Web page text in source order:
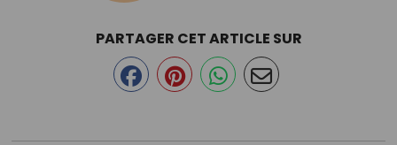
PARTAGER CET ARTICLE SUR